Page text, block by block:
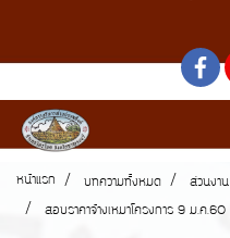
หน้าแรก บทความทั้งหมด ส่วนงาน
สอบราคาจ้างเหมาโครงการ 9 ม.ค.60